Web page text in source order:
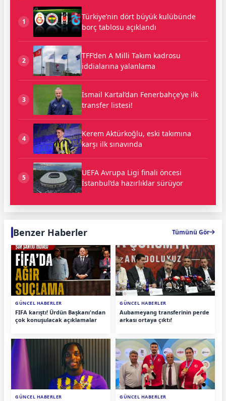
1
Türkiye’nin dört büyük kulübünde
borç tablosu açıklandı
2
TFF’den A Milli Takım kadrosu
iddialarına yalanlama
3
İsmail Kartal’dan Fenerbahçe’ye ilk
transfer listesi!
4
Kerem Aktürkoğlu, eski takımına
karşı ilk sınavında
5
UEFA Avrupa Ligi finali öncesi
İstanbul’da hazırlıklar sürüyor
Benzer Haberler Tümünü Gör
GÜNCEL HABERLER
FIFA karıştı! Ürdün Başkanı'ndan
çok konuşulacak açıklamalar
GÜNCEL HABERLER
Aubameyang transferinin perde
arkası ortaya çıktı!
GÜNCEL HABERLER GÜNCEL HABERLER